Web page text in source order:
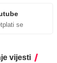
se
vijesti